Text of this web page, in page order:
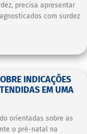
precisa apresentar
com surdez
INDICAÇÕES
EM UMA
orientadas sobre as
o pré-natal na